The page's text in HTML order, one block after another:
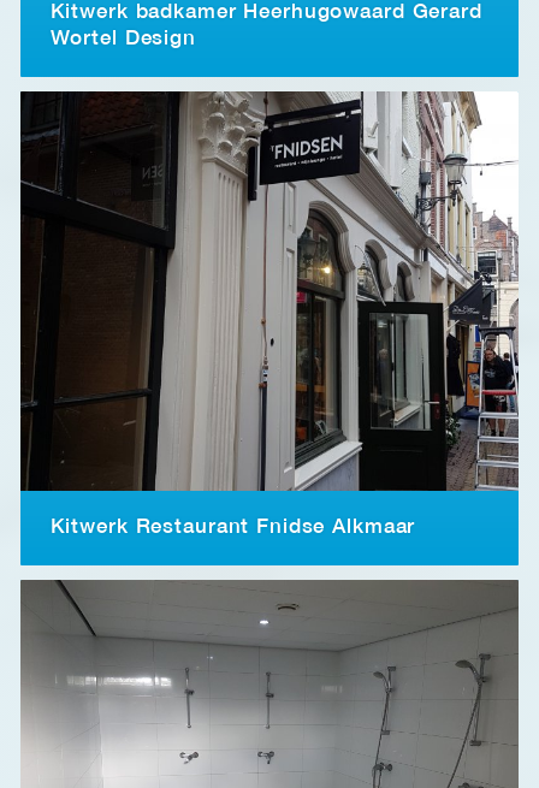
Kitwerk badkamer Heerhugowaard Gerard
Wortel Design
Kitwerk Restaurant Fnidse Alkmaar